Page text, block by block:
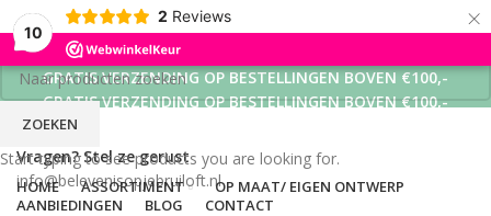
10
2 Reviews ×
GRATIS VERZENDING OP BESTELLINGEN BOVEN €100,-
GRATIS VERZENDING OP BESTELLINGEN BOVEN €100,-
GRATIS VERZENDING OP BESTELLINGEN BOVEN €100,-
Vragen? Stel ze gerust
info@belevenisopjebruiloft.nl
HOME ASSORTIMENT
OP MAAT/ EIGEN ONTWERP
AANBIEDINGEN
BLOG CONTACT
ZOEKEN
Start typing to see products you are looking for.